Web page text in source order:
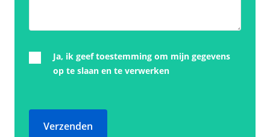
Ja, ik geef toestemming om mijn gegevens
op te slaan en te verwerken
Verzenden